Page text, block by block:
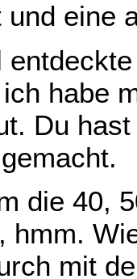
und eine
habe
Du
die 40,
hmm.
mit